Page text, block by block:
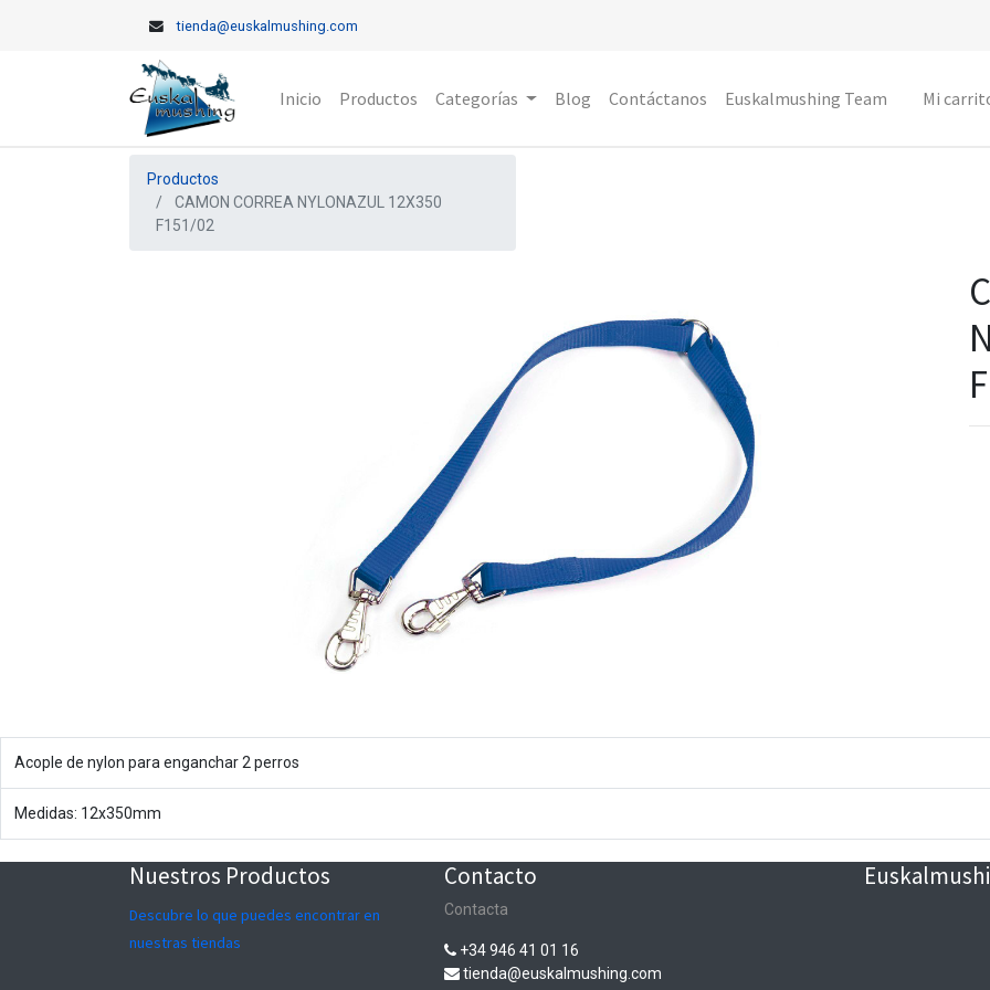
tienda@euskalmushing.com
Inicio Productos Categorías Blog Contáctanos Euskalmushing Team Mi
Productos
CAMON CORREA NYLONAZUL 12X350
F151/02
Acople de nylon para enganchar 2 perros
Medidas: 12x350mm
Nuestros Productos
Descubre lo que puedes encontrar en
nuestras tiendas
Contacto
Contacta
+34 946 41 01 16
tienda@euskalmushing.com